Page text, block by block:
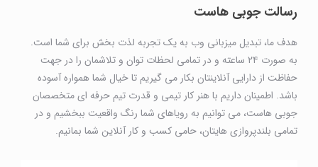
رسالت جوبی هاست
هدف ما، تبدیل میزبانی وب به یک تجربه لذت بخش برای شما است.
به صورت ۲۴ ساعته و در تمامی لحظات توان و تلاشمان را در جهت
حفاظت از دارایی آنلاینتان بکار می گیریم تا خیال شما همواره آسوده
باشد. اطمینان داریم با هنر کار تیمی و قدرت تیم حرفه ای متخصصان
جوبی هاست، می توانیم به رویاهای شما رنگ واقعیت ببخشیم و در
تمامی بلندپروازی هایتان، حامی کسب و کار آنلاین شما بمانیم.